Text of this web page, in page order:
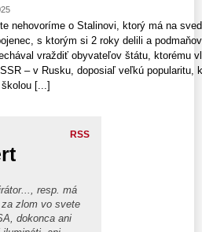
nehovoríme o Stalinovi, ktorý má na
s ktorým si 2 roky delili a
vraždiť obyvateľov štátu, ktorému
– v Rusku, doposiaľ veľkú popularitu,
[...]
RSS
resp. má
zlom vo svete
dokonca ani